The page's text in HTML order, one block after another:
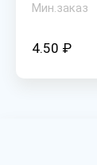
Мин.заказ
4.50 ₽